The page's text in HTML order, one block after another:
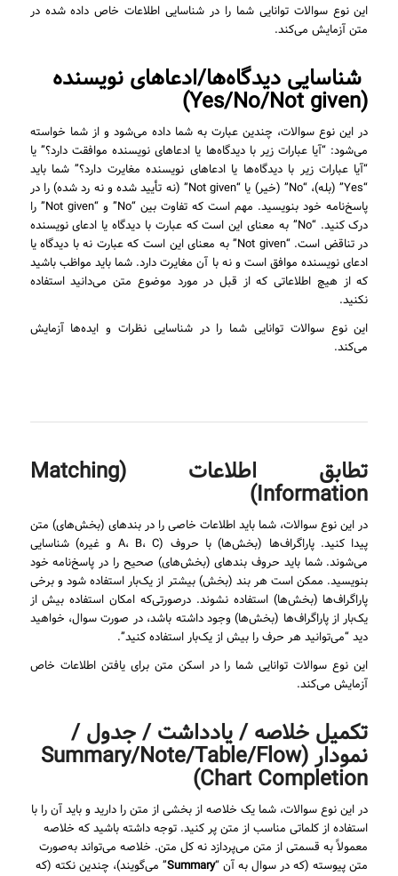
این نوع سوالات توانایی شما را در شناسایی اطلاعات خاص داده شده در
متن آزمایش می‌کند.
شناسایی دیدگاه‌ها/ادعاهای نویسنده
(
Yes/No/Not given
)
در این نوع سوالات، چندین عبارت به شما داده می‌شود و از شما خواسته
می‌شود: “آیا عبارات زیر با دیدگاه‌ها یا ادعاهای نویسنده موافقت دارد؟” یا
“آیا عبارات زیر با دیدگاه‌ها یا ادعاهای نویسنده مغایرت دارد؟” شما باید
“Yes” (بله)، “No” (خیر) یا “Not given” (نه تأیید شده و نه رد شده) را در
پاسخ‌نامه خود بنویسید. مهم است که تفاوت بین “No” و “Not given” را
درک کنید. “No” به معنای این است که عبارت با دیدگاه یا ادعای نویسنده
در تناقض است. “Not given” به معنای این است که عبارت نه با دیدگاه یا
ادعای نویسنده موافق است و نه با آن مغایرت دارد. شما باید مواظب باشید
که از هیچ اطلاعاتی که از قبل در مورد موضوع متن می‌دانید استفاده
نکنید.
این نوع سوالات توانایی شما را در شناسایی نظرات و ایده‌ها آزمایش
می‌کند.
تطابق اطلاعات (Matching
Information)
در این نوع سوالات، شما باید اطلاعات خاصی را در بندهای (بخش‌های) متن
پیدا کنید. پاراگراف‌ها (بخش‌ها) با حروف (A، B، C و غیره) شناسایی
می‌شوند. شما باید حروف بندهای (بخش‌های) صحیح را در پاسخ‌نامه خود
بنویسید. ممکن است هر بند (بخش) بیشتر از یک‌بار استفاده شود و برخی
پاراگراف‌ها (بخش‌ها) استفاده نشوند. درصورتی‌که امکان استفاده بیش از
یک‌بار از پاراگراف‌ها (بخش‌ها) وجود داشته باشد، در صورت سوال، خواهید
دید “می‌توانید هر حرف را بیش از یک‌بار استفاده کنید”.
این نوع سوالات توانایی شما را در اسکن متن برای یافتن اطلاعات خاص
آزمایش می‌کند.
تکمیل خلاصه / یادداشت / جدول /
نمودار (Summary/Note/Table/Flow
Chart Completion)
در این نوع سوالات، شما یک خلاصه از بخشی از متن را دارید و باید آن را با
استفاده از کلماتی مناسب از متن پر کنید. توجه داشته باشید که خلاصه
معمولاً به قسمتی از متن می‌پردازد نه کل متن. خلاصه می‌تواند به‌صورت
متن پیوسته (که در سوال به آن “Summary” می‌گویند)، چندین نکته (که